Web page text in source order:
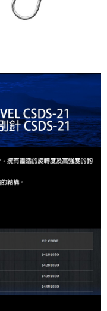
先享後付」服務完成之交
將交易相關給付款項請求債
損失，本公司不負相關責
號之用戶狀況，依本公司即
情形，本公司將視審查結果
。若發現惡意使用之情形，
額度並採取法律行動。
）
）
際運費(運費另
查看運費